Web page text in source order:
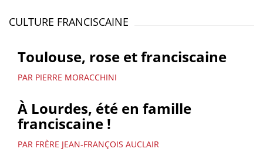
CULTURE FRANCISCAINE
Toulouse, rose et franciscaine
PAR PIERRE MORACCHINI
À Lourdes, été en famille
franciscaine !
PAR FRÈRE JEAN-FRANÇOIS AUCLAIR